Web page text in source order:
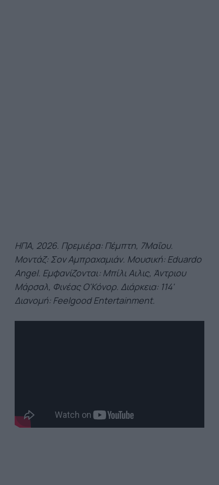
ΗΠΑ, 2026. Πρεμιέρα: Πέμπτη, 7Μαΐου.
Μοντάζ: Σον Αμπραχαμιάν. Μουσική: Eduardo
Angel. Εμφανίζονται: Μπίλι Αιλις, Άντριου
Μάρσαλ, Φινέας Ο'Κόνορ. Διάρκεια: 114'
Διανομή: Feelgood Entertainment.